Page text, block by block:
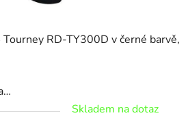
Tourney RD-TY300D v černé barvě,
Skladem na dotaz